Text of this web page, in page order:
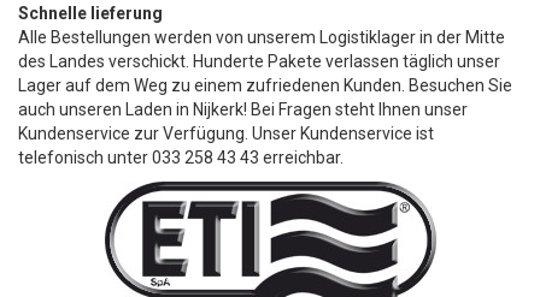
Schnelle lieferung
Alle Bestellungen werden von unserem Logistiklager in der Mitte
des Landes verschickt. Hunderte Pakete verlassen täglich unser
Lager auf dem Weg zu einem zufriedenen Kunden. Besuchen Sie
auch unseren Laden in Nijkerk! Bei Fragen steht Ihnen unser
Kundenservice zur Verfügung. Unser Kundenservice ist
telefonisch unter 033 258 43 43 erreichbar.